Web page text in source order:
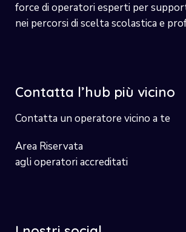
force di operatori esperti per
nei percorsi di scelta scolastica e
Contatta l’hub più vicino
Contatta un operatore vicino a te
Area Riservata
agli operatori accreditati